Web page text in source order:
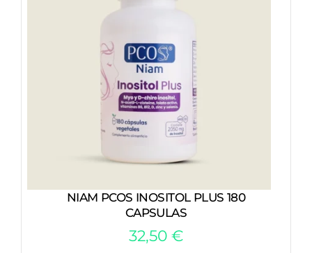
NIAM PCOS INOSITOL PLUS 180
CAPSULAS
32,50€